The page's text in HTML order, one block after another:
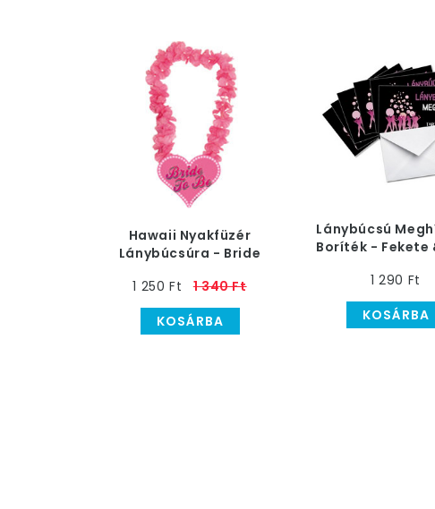
Hawaii Nyakfüzér
Lánybúcsúra - Bride
1 250 Ft
1 340 Ft
KOSÁRBA
Lánybúcsú
Boríték - Fekete
1 290 Ft
KOSÁRBA